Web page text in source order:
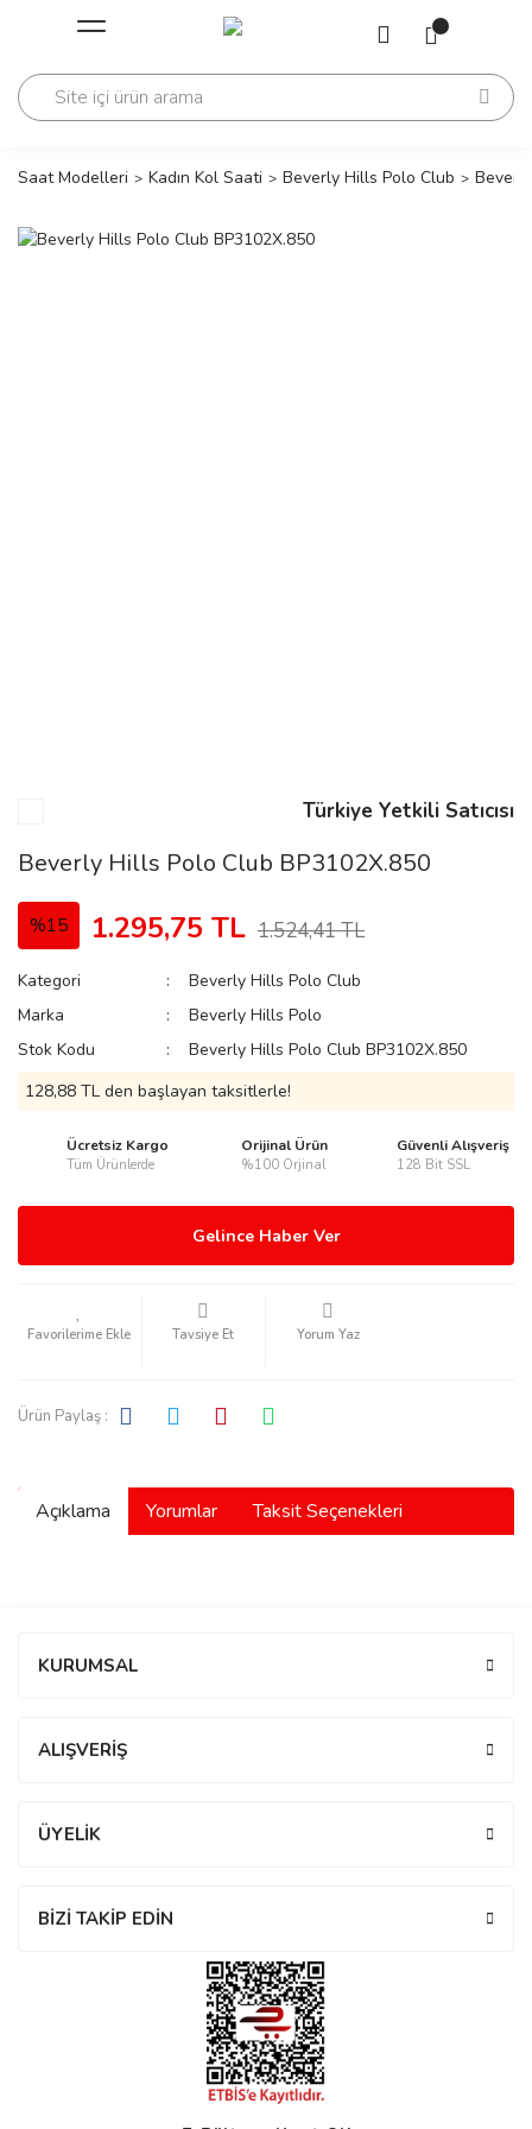
Geri Dön
Geri Dön
Saat Modelleri Kadın Kol Saati Beverly Hills Polo Club
Türkiye Yetkili Satıcısı
Beverly Hills Polo Club BP3102X.850
%15 1.295,75 TL 1.524,41 TL
Kategori
Beverly Hills Polo Club
Marka
Beverly Hills Polo
Stok Kodu
Beverly Hills Polo Club BP3102X.850
128,88 TL den başlayan taksitlerle!
Ücretsiz Kargo
Tüm Ürünlerde
Orijinal Ürün
%100 Orjinal
Güvenli Alışveriş
128 Bit SSL
Gelince Haber Ver
Tavsiye Et Yorum Yaz
Ürün Paylaş :
Açıklama Yorumlar Taksit Seçenekleri
KURUMSAL
ALIŞVERİŞ
ÜYELİK
BİZİ TAKİP EDİN